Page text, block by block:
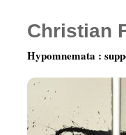
Christian
Hypomnemata :